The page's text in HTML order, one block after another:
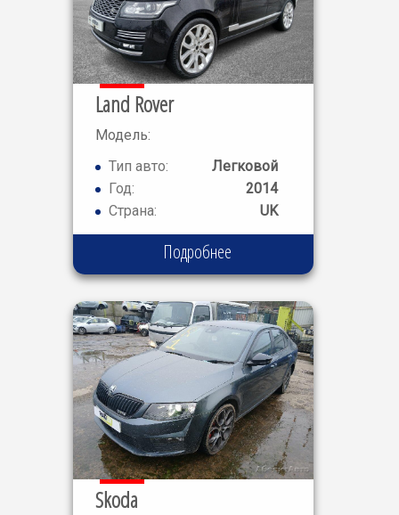
Land Rover
Модель:
RANGE
ROVER SDV8
Тип авто:
Легковой
Год:
2014
Страна:
UK
Подробнее
Skoda